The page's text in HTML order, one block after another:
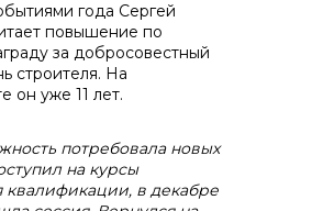
года Сергей
повышение по
за добросовестный
строителя. На
он уже 11 лет.
потребовала новых
на курсы
в декабре